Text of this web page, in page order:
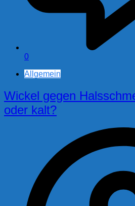
0
Allgemein
Wickel gegen
oder kalt?